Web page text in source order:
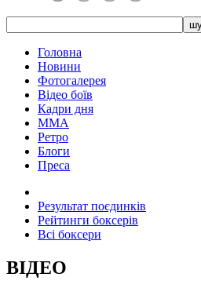
Головна
Новини
Фотогалерея
Відео боїв
Кадри дня
ММА
Ретро
Блоги
Преса
Результат поєдинків
Рейтинги боксерів
Всі боксери
ВІДЕО